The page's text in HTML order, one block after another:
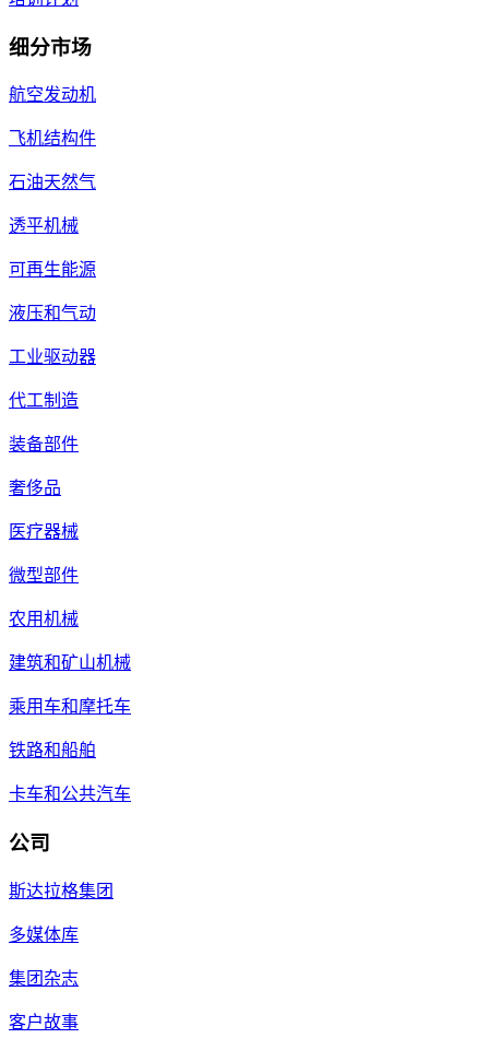
细分市场
航空发动机
飞机结构件
石油天然气
透平机械
可再生能源
液压和气动
工业驱动器
代工制造
装备部件
奢侈品
医疗器械
微型部件
农用机械
建筑和矿山机械
乘用车和摩托车
铁路和船舶
卡车和公共汽车
公司
斯达拉格集团
多媒体库
集团杂志
客户故事